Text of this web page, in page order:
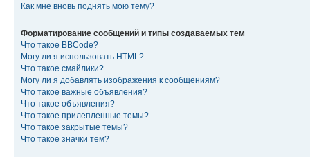
Как мне вновь поднять мою тему?
Форматирование сообщений и типы создаваемых тем
Что такое BBCode?
Могу ли я использовать HTML?
Что такое смайлики?
Могу ли я добавлять изображения к сообщениям?
Что такое важные объявления?
Что такое объявления?
Что такое прилепленные темы?
Что такое закрытые темы?
Что такое значки тем?